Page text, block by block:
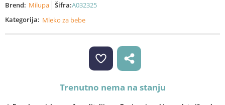
Brend: Milupa Šifra:A032325
Kategorija: Mleko za bebe
Trenutno nema na stanju